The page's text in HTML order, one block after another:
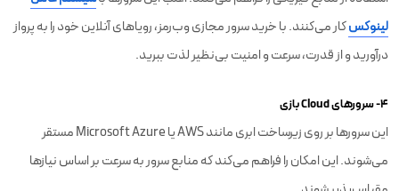
لینوکسکار می‌کنند. با خرید سرور مجازی وب‌رمز، رویاهای آنلاین خود را به پرواز
درآورید و از قدرت، سرعت و امنیت بی‌نظیر لذت ببرید.
۴- سرورهای Cloud بازی
این سرورها بر روی زیرساخت ابری مانند AWS یا Microsoft Azure مستقر
می‌شوند. این امکان را فراهم می‌کند که منابع سرور به سرعت بر اساس نیازها